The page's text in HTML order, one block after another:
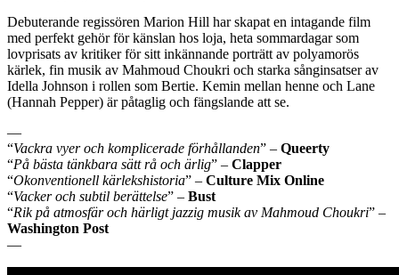
Debuterande regissören Marion Hill har skapat en intagande film
med perfekt gehör för känslan hos loja, heta sommardagar som
lovprisats av kritiker för sitt inkännande porträtt av polyamorös
kärlek, fin musik av Mahmoud Choukri och starka sånginsatser av
Idella Johnson i rollen som Bertie. Kemin mellan henne och Lane
(Hannah Pepper) är påtaglig och fängslande att se.
—
“Vackra vyer och komplicerade förhållanden” – Queerty
“På bästa tänkbara sätt rå och ärlig” – Clapper
“Okonventionell kärlekshistoria” – Culture Mix Online
“Vacker och subtil berättelse” – Bust
“Rik på atmosfär och härligt jazzig musik av Mahmoud Choukri” –
Washington Post
—